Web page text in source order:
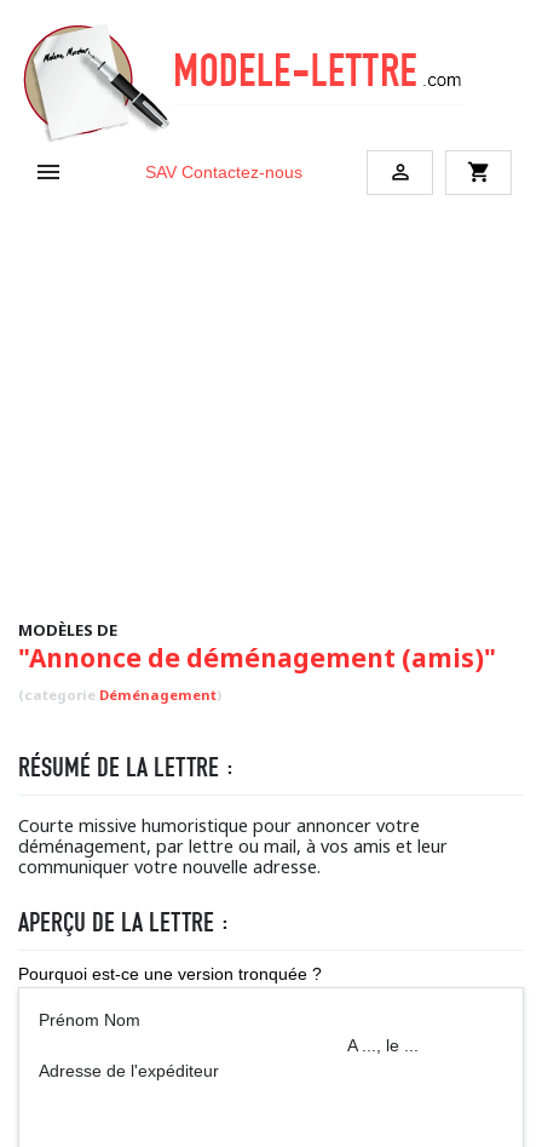
 SAV Contactez-nous  shopping_cart
MODÈLES DE
"Annonce de déménagement (amis)"
(categorie Déménagement)
RÉSUMÉ DE LA LETTRE :
Courte missive humoristique pour annoncer votre
déménagement, par lettre ou mail, à vos amis et leur
communiquer votre nouvelle adresse.
APERÇU DE LA LETTRE :
Pourquoi est-ce une version tronquée ?
Prénom Nom
A ..., le ...
Adresse de l'expéditeur